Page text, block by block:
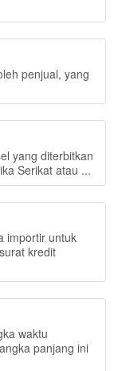
penjual, yang
yang diterbitkan
Serikat atau ...
importir untuk
kredit
waktu
panjang ini